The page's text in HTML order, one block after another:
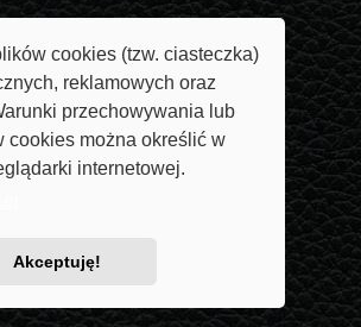
cookies (tzw. ciasteczka)
reklamowych oraz
przechowywania lub
cookies można określić w
internetowej.
Akceptuję!